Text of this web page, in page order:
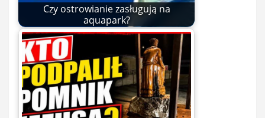
Czy ostrowianie zasługują na
aquapark?